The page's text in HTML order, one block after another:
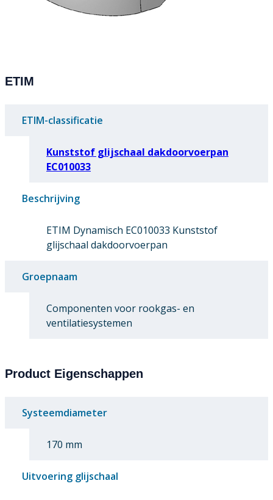
ETIM
ETIM-classificatie
Kunststof glijschaal dakdoorvoerpan
EC010033
Beschrijving
ETIM Dynamisch EC010033 Kunststof
glijschaal dakdoorvoerpan
Groepnaam
Componenten voor rookgas- en
ventilatiesystemen
Product Eigenschappen
Systeemdiameter
170 mm
Uitvoering glijschaal